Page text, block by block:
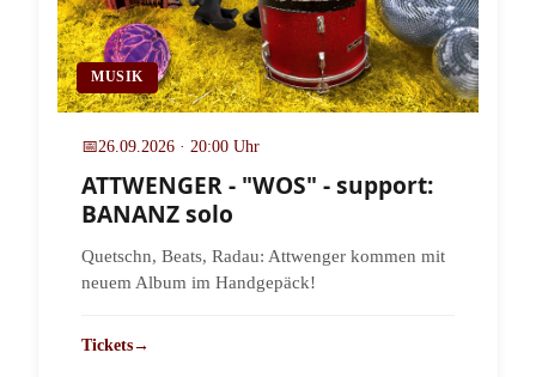
MUSIK
📅26.09.2026 · 20:00 Uhr
ATTWENGER - "WOS" - support:
BANANZ solo
Quetschn, Beats, Radau: Attwenger kommen mit
neuem Album im Handgepäck!
Tickets→